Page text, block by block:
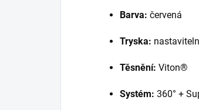
Barva: červená
Tryska:
Těsnění: Viton®
Systém: 360° +